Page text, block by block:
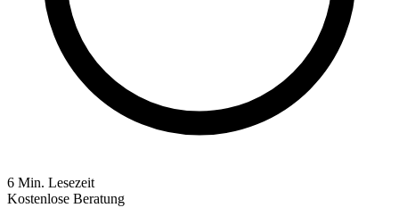
6 Min. Lesezeit
Kostenlose Beratung